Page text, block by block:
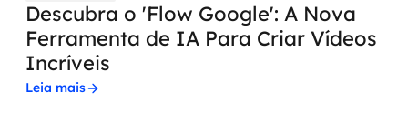
Descubra o 'Flow Google': A Nova
Ferramenta de IA Para Criar Vídeos
Incríveis
Leia mais